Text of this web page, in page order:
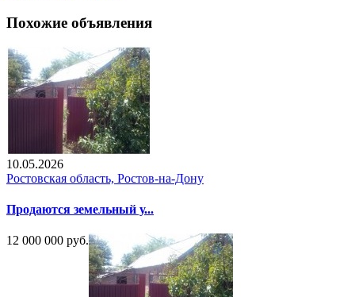
Похожие объявления
10.05.2026
Ростовская область, Ростов-на-Дону
Продаются земельный у...
12 000 000 руб.